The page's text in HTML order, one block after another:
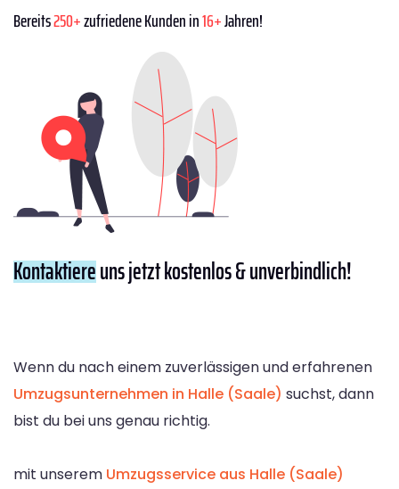
Bereits250+zufriedene Kunden in16+Jahren!
Kontaktiereuns jetzt kostenlos & unverbindlich!
Wenn du nach einem zuverlässigen und erfahrenen
Umzugsunternehmen in Halle (Saale) suchst, dann
bist du bei uns genau richtig.
mit unserem Umzugsservice aus Halle (Saale)